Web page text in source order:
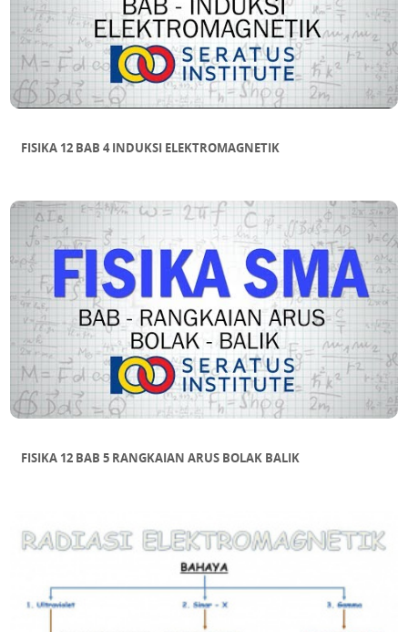
FISIKA 12 BAB 4 INDUKSI ELEKTROMAGNETIK
FISIKA 12 BAB 5 RANGKAIAN ARUS BOLAK BALIK